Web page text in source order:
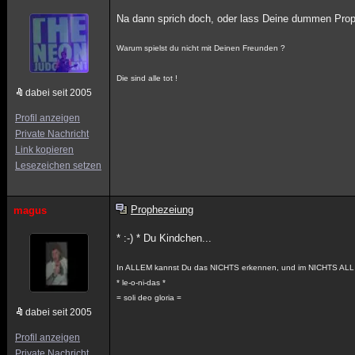
dabei seit 2005
Profil anzeigen
Private Nachricht
Link kopieren
Lesezeichen setzen
Na dann sprich doch, oder lass Deine dummen
Warum spielst du nicht mit Deinen Freunden ?
Die sind alle tot !
magus
dabei seit 2005
Profil anzeigen
Prophezeiung
* :-) * Du Kindchen...
In ALLEM kannst Du das NICHTS erkennen, und im NICHTS
* le-o-ni-das *
= soli deo gloria =